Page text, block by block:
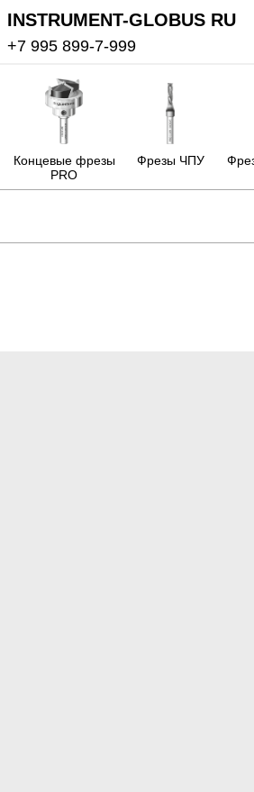
Концевые фрезы
PRO
Фрезы ЧПУ
INSTRUMENT-GLOBUS RU
+7 995 899-7-999